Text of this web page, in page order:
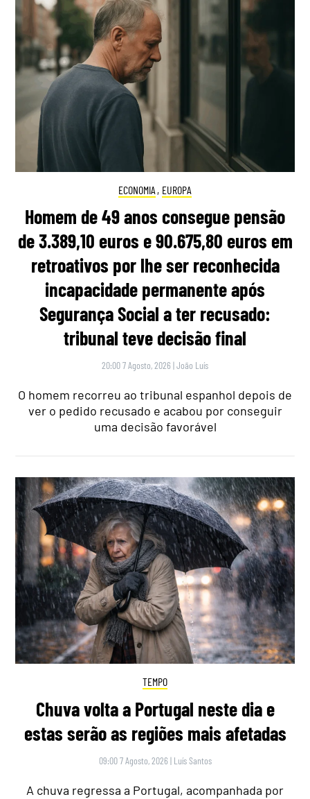
ECONOMIA , EUROPA
Homem de 49 anos consegue pensão
de 3.389,10 euros e 90.675,80 euros em
retroativos por lhe ser reconhecida
incapacidade permanente após
Segurança Social a ter recusado:
tribunal teve decisão final
20:00 7 Agosto, 2026 |João Luís
O homem recorreu ao tribunal espanhol depois de
ver o pedido recusado e acabou por conseguir
uma decisão favorável
TEMPO
Chuva volta a Portugal neste dia e
estas serão as regiões mais afetadas
09:00 7 Agosto, 2026 | Luís Santos
A chuva regressa a Portugal, acompanhada por